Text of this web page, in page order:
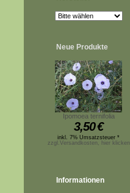
Neue Produkte
Ipomoea ternifolia
3,50€
inkl. 7% Umsatzsteuer *
zzgl.Versandkosten, hier klicken
Informationen